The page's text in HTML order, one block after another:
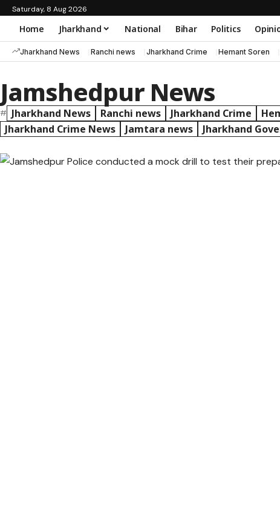
Saturday, 8 Aug 2026
Home Jharkhand National Bihar Politics
Jharkhand News Ranchi news Jharkhand Crime Hemant Soren
Jamshedpur News
# Jharkhand News Ranchi news Jharkhand Crime
Jharkhand Crime News
Jamtara news Jharkhand